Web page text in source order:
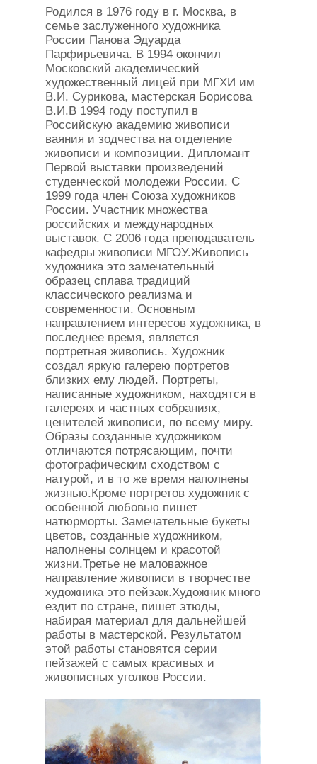
Родился в 1976 году в г. Москва, в
семье заслуженного художника
России Панова Эдуарда
Парфирьевича. В 1994 окончил
Московский академический
художественный лицей при МГХИ им
В.И. Сурикова, мастерская Борисова
В.И.В 1994 году поступил в
Российскую академию живописи
ваяния и зодчества на отделение
живописи и композиции. Дипломант
Первой выставки произведений
студенческой молодежи России. С
1999 года член Союза художников
России. Участник множества
российских и международных
выставок. С 2006 года преподаватель
кафедры живописи МГОУ.Живопись
художника это замечательный
образец сплава традиций
классического реализма и
современности. Основным
направлением интересов художника, в
последнее время, является
портретная живопись. Художник
создал яркую галерею портретов
близких ему людей. Портреты,
написанные художником, находятся в
галереях и частных собраниях,
ценителей живописи, по всему миру.
Образы созданные художником
отличаются потрясающим, почти
фотографическим сходством с
натурой, и в то же время наполнены
жизнью.Кроме портретов художник с
особенной любовью пишет
натюрморты. Замечательные букеты
цветов, созданные художником,
наполнены солнцем и красотой
жизни.Третье не маловажное
направление живописи в творчестве
художника это пейзаж.Художник много
ездит по стране, пишет этюды,
набирая материал для дальнейшей
работы в мастерской. Результатом
этой работы становятся серии
пейзажей с самых красивых и
живописных уголков России.